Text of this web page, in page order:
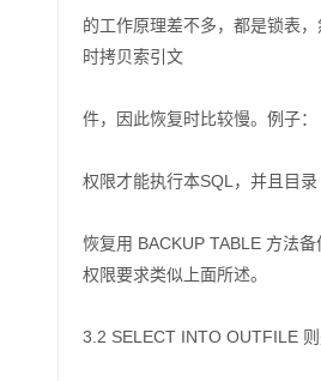
的工作原理差不多，都是锁表
时拷贝索引文
件，因此恢复时比较慢。例子
权限才能执行本SQL，并且目
恢复用 BACKUP TABLE 方法
权限要求类似上面所述。
3.2 SELECT INTO OUTFILE